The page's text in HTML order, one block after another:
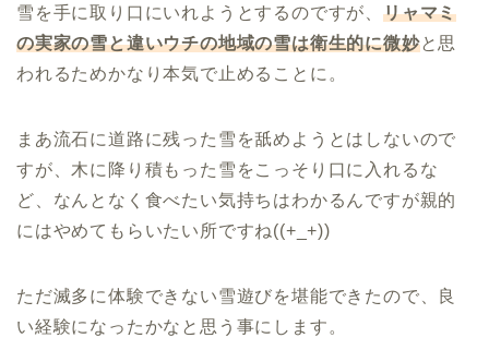
雪を手に取り口にいれようとするのですが、 リャマミ
の実家の雪と違いウチの地域の雪は衛生的に微妙と思
われるためかなり本気で止めることに。
まあ流石に道路に残った雪を舐めようとはしないので
すが、木に降り積もった雪をこっそり口に入れるな
ど、なんとなく食べたい気持ちはわかるんですが親的
にはやめてもらいたい所ですね((+_+))
ただ滅多に体験できない雪遊びを堪能できたので、良
い経験になったかなと思う事にします。